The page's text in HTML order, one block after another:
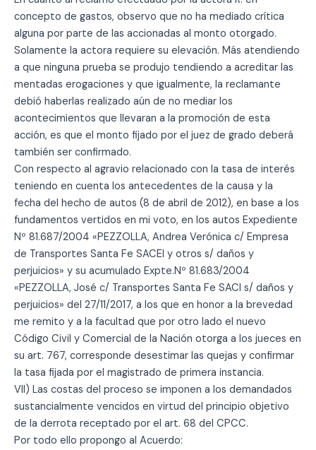
concepto de gastos, observo que no ha mediado crítica
alguna por parte de las accionadas al monto otorgado.
Solamente la actora requiere su elevación. Más atendiendo
a que ninguna prueba se produjo tendiendo a acreditar las
mentadas erogaciones y que igualmente, la reclamante
debió haberlas realizado aún de no mediar los
acontecimientos que llevaran a la promoción de esta
acción, es que el monto fijado por el juez de grado deberá
también ser confirmado.
Con respecto al agravio relacionado con la tasa de interés
teniendo en cuenta los antecedentes de la causa y la
fecha del hecho de autos (8 de abril de 2012), en base a los
fundamentos vertidos en mi voto, en los autos Expediente
Nº 81.687/2004 «PEZZOLLA, Andrea Verónica c/ Empresa
de Transportes Santa Fe SACEI y otros s/ daños y
perjuicios» y su acumulado Expte.Nº 81.683/2004
«PEZZOLLA, José c/ Transportes Santa Fe SACI s/ daños y
perjuicios» del 27/11/2017, a los que en honor a la brevedad
me remito y a la facultad que por otro lado el nuevo
Código Civil y Comercial de la Nación otorga a los jueces en
su art. 767, corresponde desestimar las quejas y confirmar
la tasa fijada por el magistrado de primera instancia.
VII) Las costas del proceso se imponen a los demandados
sustancialmente vencidos en virtud del principio objetivo
de la derrota receptado por el art. 68 del CPCC.
Por todo ello propongo al Acuerdo: